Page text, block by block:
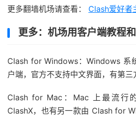
更多翻墙机场请查看： Clash爱好者
更多：机场用客户端教程
Clash for Windows：Windows 系
户端，官方不支持中文界面，有第三
Clash for Mac：Mac 上最流行
ClashX，也有另一款由 Clash for